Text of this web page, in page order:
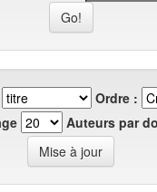
Ordre :
Auteurs par